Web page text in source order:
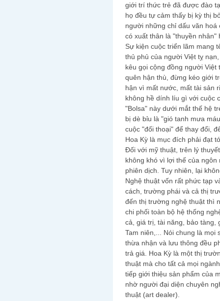
giới trí thức trẻ đã được đào
họ đều tự cảm thấy bị kỳ thị
người những chỉ dấu văn
có xuất thân là "thuyền nhân"
Sự kiện cuộc triển lãm mang
thủ phủ của người Việt tỵ
kêu gọi cộng đồng người
quên hận thù, đừng kéo giới
hận vì mất nước, mất tài sản
không hề dính líu gì với cuộc
"Bolsa" này dưới mắt thế hệ
bị dè bỉu là "gió tanh mưa
cuộc "đối thoại" để thay đổi,
Hoa Kỳ là mục đích phải đạt
Đối với mỹ thuật, trên lý
không khó vì lợi thế của
phiên dịch. Tuy nhiên, lại
Nghệ thuật vốn rất phức tạp
cách, trường phái và cả thị
đến thị trường nghệ thuật thì
chi phối toàn bộ hệ thống
cả, giá trị, tài năng, bảo tàng,
Tam niên,... Nói chung là
thừa nhận và lưu thông đều
trả giá. Hoa Kỳ là một thị
thuật mà cho tất cả mọi
tiếp giới thiệu sản phẩm của
nhờ người đại diện chuyên
thuật (art dealer).